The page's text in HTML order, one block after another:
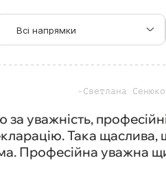
Всі напрямки
Светлана
уважність,
Така щаслива,
Професійна уважна